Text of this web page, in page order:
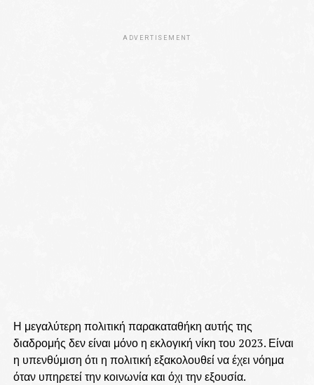
ADVERTISEMENT
Η μεγαλύτερη πολιτική παρακαταθήκη αυτής της
διαδρομής δεν είναι μόνο η εκλογική νίκη του 2023. Είναι
η υπενθύμιση ότι η πολιτική εξακολουθεί να έχει νόημα
όταν υπηρετεί την κοινωνία και όχι την εξουσία.